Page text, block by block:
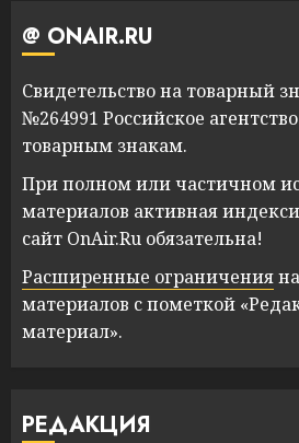
@ ONAIR.RU
Свидетельство на товарный
№264991 Российское
товарным знакам.
При полном или частичном
материалов активная
сайт OnAir.Ru обязательна!
Расширенные ограничения
материалов с пометкой
материал».
РЕДАКЦИЯ